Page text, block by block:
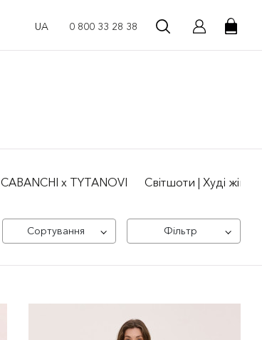
UA 0 800 33 28 38
CABANCHI x TYTANOVI Світшоти | Худі жіночі
Сортування Фільтр